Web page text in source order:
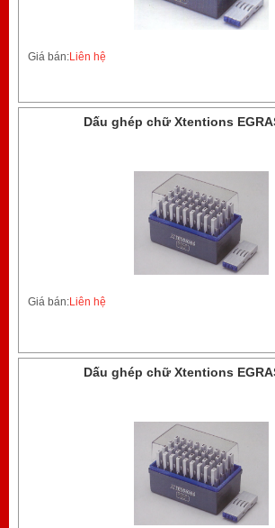
Giá bán:Liên hệ
Dấu ghép chữ Xtentions
Giá bán:Liên hệ
Dấu ghép chữ Xtentions